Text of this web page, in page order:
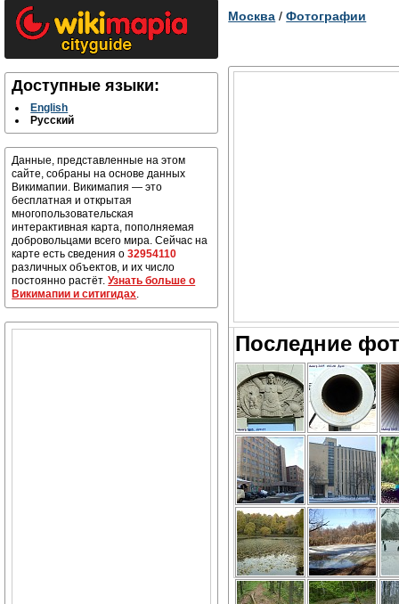
Доступные языки:
English
Русский
Данные, представленные на этом
сайте, собраны на основе данных
Викимапии. Викимапия — это
бесплатная и открытая
многопользовательская
интерактивная карта, пополняемая
добровольцами всего мира. Сейчас на
карте есть сведения о32954110
различных объектов, и их число
постоянно растёт.Узнать больше о
Викимапии и ситигидах.
Москва /Фотографии
Последние